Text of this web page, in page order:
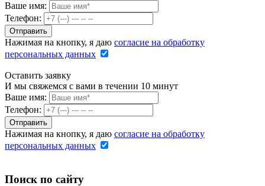
Ваше имя:
Телефон:
Нажимая на кнопку, я даю согласие на обработку
персональных данных
Оставить заявку
И мы свяжемся с вами в течении 10 минут
Ваше имя:
Телефон:
Нажимая на кнопку, я даю согласие на обработку
персональных данных
Поиск по сайту